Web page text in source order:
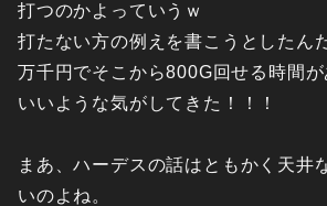
打つのかよっていうｗ
打たない方の例えを書こうとしたん
万千円でそこから800G回せる時間
いいような気がしてきた！！！
まあ、ハーデスの話はともかく天井
いのよね。